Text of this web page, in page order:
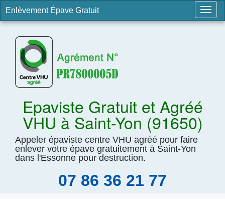
Enlèvement Épave Gratuit
Epaviste Gratuit et Agréé
VHU à Saint-Yon (91650)
Appeler épaviste centre VHU agréé pour faire
enlever votre épave gratuitement à Saint-Yon
dans l'Essonne pour destruction.
07 86 36 21 77